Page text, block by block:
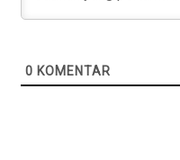
0 KOMENTAR